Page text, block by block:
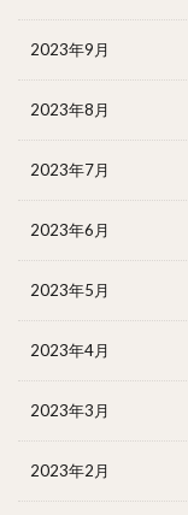
2023年9月
2023年8月
2023年7月
2023年6月
2023年5月
2023年4月
2023年3月
2023年2月